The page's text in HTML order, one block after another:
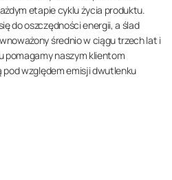
etapie cyklu życia produktu.
do oszczędności energii, a ślad
średnio w ciągu trzech lat i
pomagamy naszym klientom
pod względem emisji dwutlenku